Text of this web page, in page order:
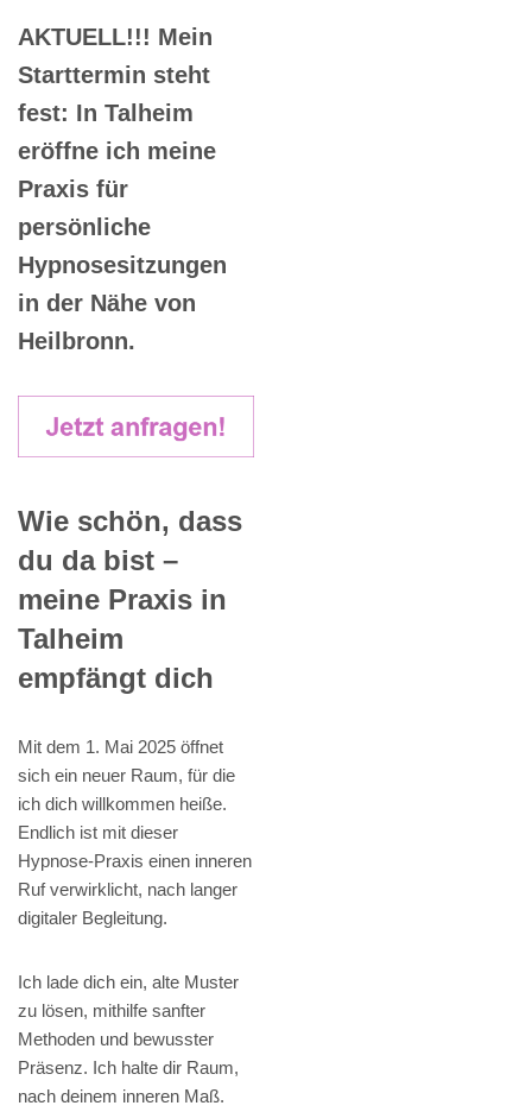
AKTUELL!!! Mein
Starttermin steht
fest: In Talheim
eröffne ich meine
Praxis für
persönliche
Hypnosesitzungen
in der Nähe von
Heilbronn.
Wie schön, dass
du da bist –
meine Praxis in
Talheim
empfängt dich
Mit dem 1. Mai 2025 öffnet
sich ein neuer Raum, für die
ich dich willkommen heiße.
Endlich ist mit dieser
Hypnose-Praxis einen inneren
Ruf verwirklicht, nach langer
digitaler Begleitung.
Ich lade dich ein, alte Muster
zu lösen, mithilfe sanfter
Methoden und bewusster
Präsenz. Ich halte dir Raum,
nach deinem inneren Maß.